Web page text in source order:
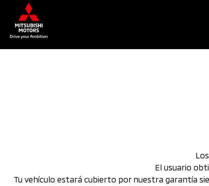
El usuario
Tu vehículo estará cubierto por nuestra garantía